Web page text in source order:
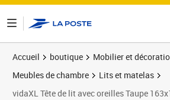
Accueil boutique
Mobilier et
Meubles de chambre
Lits et matelas
vidaXL Tête de lit avec oreilles Taupe